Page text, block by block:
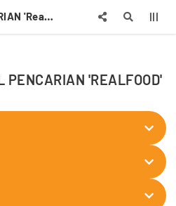
HASIL PENCARIAN 'Realfood'
PENCARIAN 'REALFOOD'